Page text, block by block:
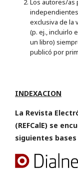
Los autores/
exclusiva de la
(p. ej., incluirlo
un libro)
publicó por
INDEXACION
La Revista
(REFCalE) se
siguientes